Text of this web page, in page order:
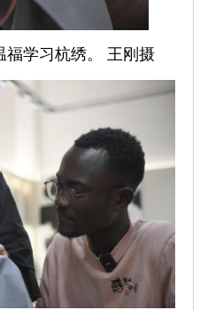
福学习杭绣。 王刚摄